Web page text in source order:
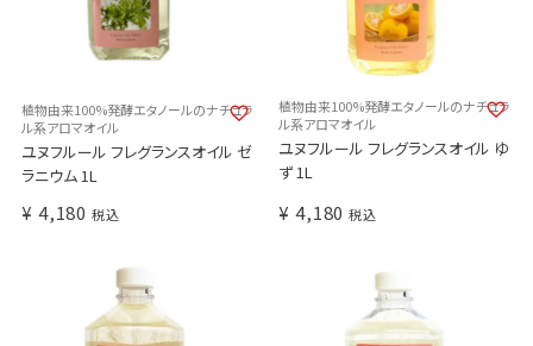
植物由来100%発酵エタノールのナチュラ
ル系アロマオイル
ユヌフルール フレグランスオイル ゼ
ラニウム 1L
¥ 4,180 税込
植物由来100%発酵エタノールのナチュラ
ル系アロマオイル
ユヌフルール フレグランスオイル ゆ
ず 1L
¥ 4,180 税込